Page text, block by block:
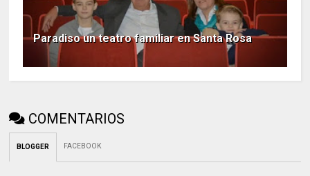
Paradiso un teatro familiar en Santa Rosa
COMENTARIOS
BLOGGER FACEBOOK